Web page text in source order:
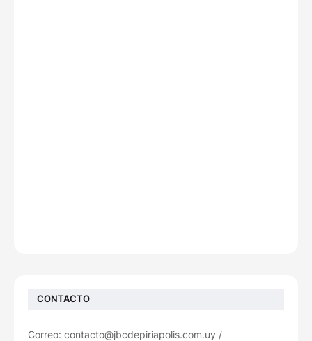
CONTACTO
Correo: contacto@jbcdepiriapolis.com.uy /